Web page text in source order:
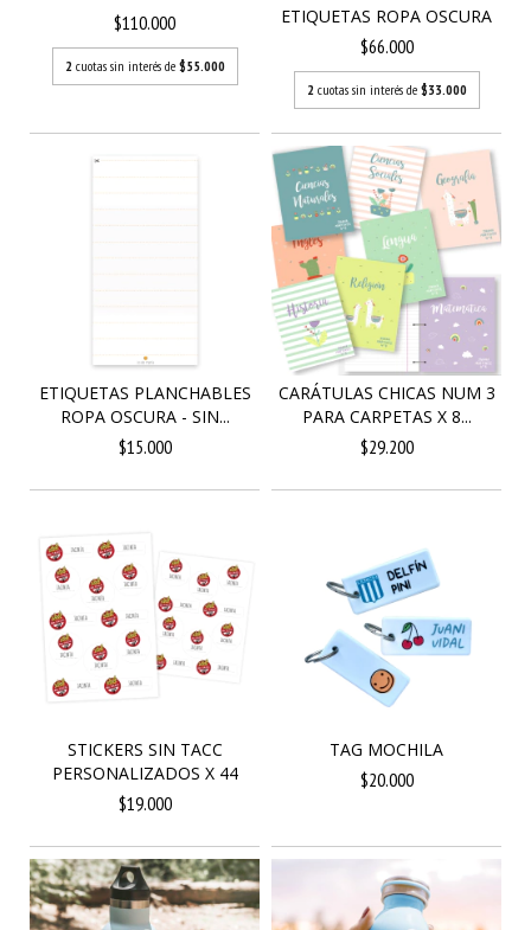
$110.000
2 cuotas sin interés de $55.000
ETIQUETAS ROPA OSCURA
$66.000
2 cuotas sin interés de $33.000
ETIQUETAS PLANCHABLES
ROPA OSCURA - SIN...
$15.000
CARÁTULAS CHICAS NUM 3
PARA CARPETAS X 8...
$29.200
STICKERS SIN TACC
PERSONALIZADOS X 44
$19.000
TAG MOCHILA
$20.000